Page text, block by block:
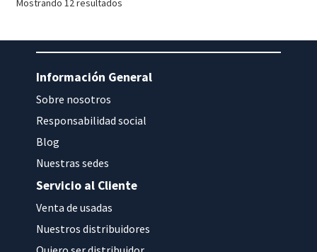
Mostrando 12 resultados
Información General
Sobre nosotros
Responsabilidad social
Blog
Nuestras sedes
Servicio al Cliente
Venta de usadas
Nuestros distribuidores